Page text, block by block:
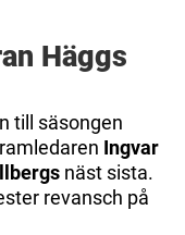
Häggs
till säsongen
Ingvar
näst sista.
revansch på